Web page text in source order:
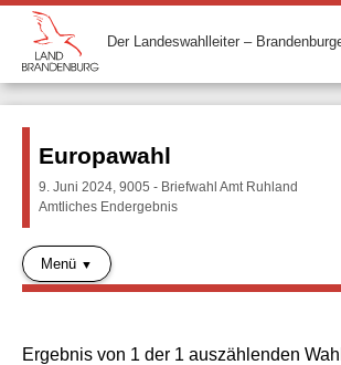
Der Landeswahlleiter –
Europawahl
9. Juni 2024, 9005 - Briefwahl Amt Ruhland
Amtliches Endergebnis
Menü
Ergebnis von 1 der 1 auszählenden